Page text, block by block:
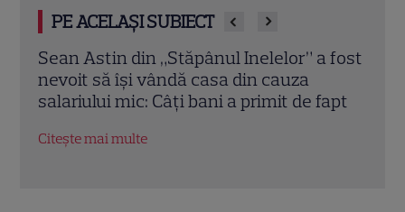
PE ACELAȘI SUBIECT
Elon Musk, atac la adresa regizorului
premiat cu Oscar care a realizat
documentarul despre viața sa. Filmul are